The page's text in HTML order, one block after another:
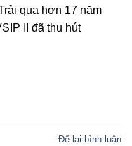
qua hơn 17 năm
II đã thu hút
Để lại bình luận